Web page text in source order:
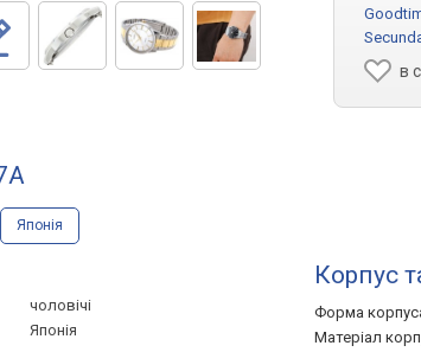
в
Японія
чоловічі
Японія
Корпус
Форма
Матеріал